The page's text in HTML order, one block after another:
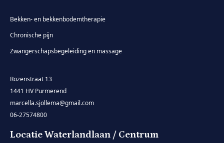
Bekken- en bekkenbodemtherapie
Chronische pijn
Zwangerschapsbegeleiding en massage
Rozenstraat 13
1441 HV Purmerend
marcella.sjollema@gmail.com
06-27574800
Locatie Waterlandlaan / Centrum